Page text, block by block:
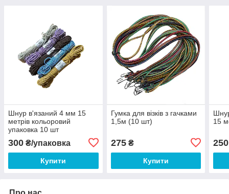
Шнур в'язаний 4 мм 15
метрів кольоровий
упаковка 10 шт
300 ₴/упаковка
Купити
Гумка для візків з гачками
1,5м (10 шт)
275₴
Купити
15
250